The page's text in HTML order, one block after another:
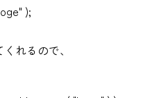
);
れるので、